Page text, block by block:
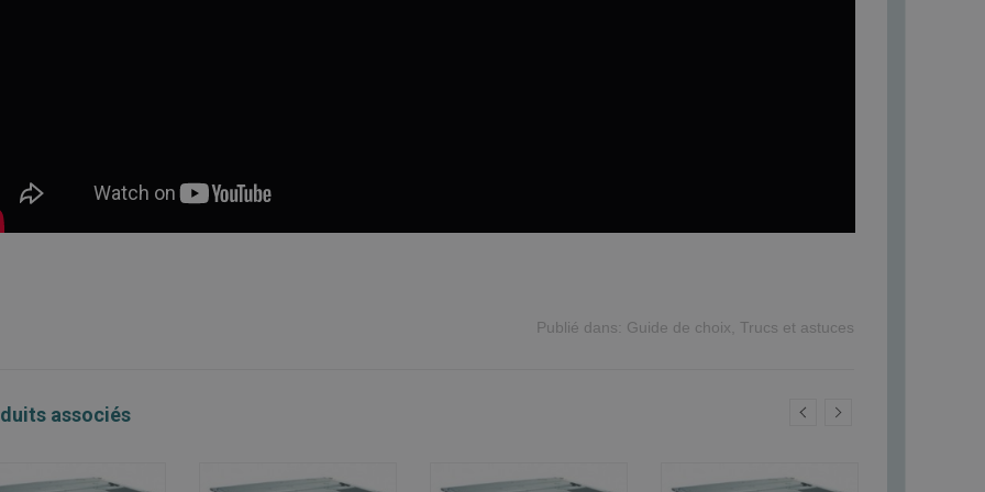
Publié dans: Guide de choix Trucs et astuces
associés